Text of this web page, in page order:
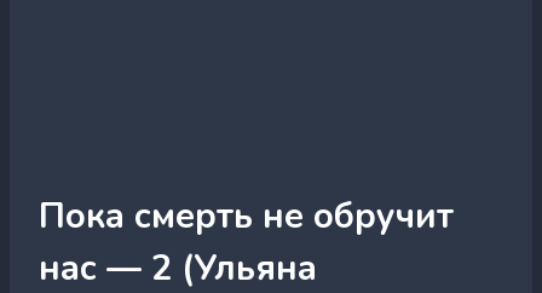
Пока смерть не обручит
нас — 2 (Ульяна